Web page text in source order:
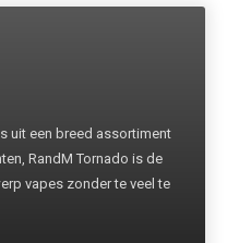
uit een breed assortiment
RandM Tornado is de
vapes zonder te veel te